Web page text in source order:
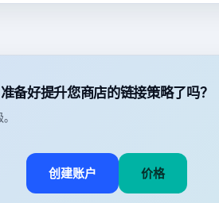
准备好提升您商店的链接策略了吗？
创建账户 价格